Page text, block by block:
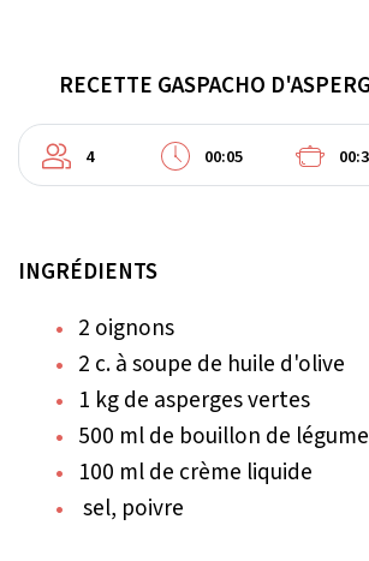
RECETTE GASPACHO
4 00:05
INGRÉDIENTS
2 oignons
2 c. à soupe de huile d'olive
1 kg de asperges vertes
500 ml de bouillon de
100 ml de crème liquide
sel, poivre